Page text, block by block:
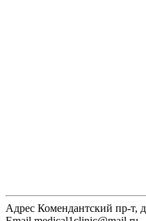
Адрес Комендантский пр-т,